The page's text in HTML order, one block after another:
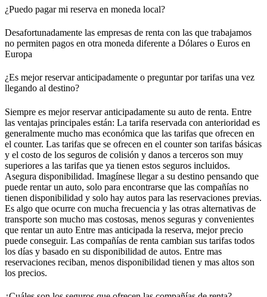
¿Puedo pagar mi reserva en moneda local?
Desafortunadamente las empresas de renta con las que trabajamos
no permiten pagos en otra moneda diferente a Dólares o Euros en
Europa
¿Es mejor reservar anticipadamente o preguntar por tarifas una vez
llegando al destino?
Siempre es mejor reservar anticipadamente su auto de renta. Entre
las ventajas principales están: La tarifa reservada con anterioridad es
generalmente mucho mas económica que las tarifas que ofrecen en
el counter. Las tarifas que se ofrecen en el counter son tarifas básicas
y el costo de los seguros de colisión y danos a terceros son muy
superiores a las tarifas que ya tienen estos seguros incluidos.
Asegura disponibilidad. Imagínese llegar a su destino pensando que
puede rentar un auto, solo para encontrarse que las compañías no
tienen disponibilidad y solo hay autos para las reservaciones previas.
Es algo que ocurre con mucha frecuencia y las otras alternativas de
transporte son mucho mas costosas, menos seguras y convenientes
que rentar un auto Entre mas anticipada la reserva, mejor precio
puede conseguir. Las compañías de renta cambian sus tarifas todos
los días y basado en su disponibilidad de autos. Entre mas
reservaciones reciban, menos disponibilidad tienen y mas altos son
los precios.